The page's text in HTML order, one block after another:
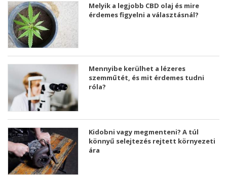
Melyik a legjobb CBD olaj és mire
érdemes figyelni a választásnál?
Mennyibe kerülhet a lézeres
szemműtét, és mit érdemes tudni
róla?
Kidobni vagy megmenteni? A túl
könnyű selejtezés rejtett környezeti
ára